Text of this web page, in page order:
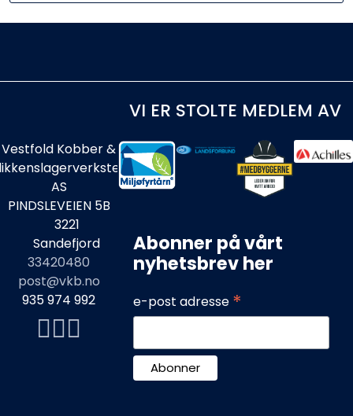
VI ER STOLTE MEDLEM AV
Vestfold Kobber &
AS
PINDSLEVEIEN 5B
3221
Sandefjord
33420480
post@vkb.no
935 974 992
Abonner på vårt
nyhetsbrev her
e-post adresse *